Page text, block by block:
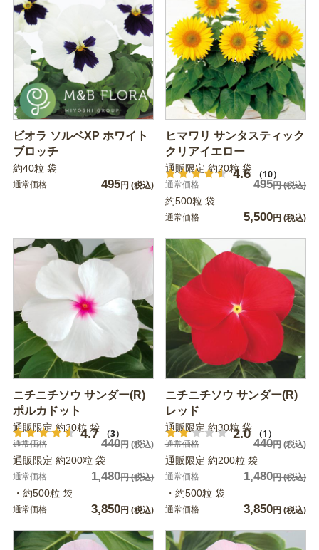
ビオラ ソルベXP ホワイト
ブロッチ
約40粒 袋
通常価格 495円 (税込)
ヒマワリ サンタスティック
クリアイエロー
4.6 （10）
通販限定 約20粒 袋
通常価格 495円(税込)
約500粒 袋
通常価格 5,500円 (税込)
ニチニチソウ サンダー(R)
ポルカドット
4.7 （3）
通販限定 約30粒 袋
通常価格 440円(税込)
通販限定 約200粒 袋
通常価格 1,480円(税込)
・約500粒 袋
通常価格 3,850円 (税込)
ニチニチソウ サンダー(R)
レッド
2.0 （1）
通販限定 約30粒 袋
通常価格 440円(税込)
通販限定 約200粒 袋
通常価格 1,480円(税込)
・約500粒 袋
通常価格 3,850円 (税込)